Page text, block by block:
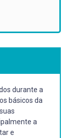
durante a
básicos da
a
e